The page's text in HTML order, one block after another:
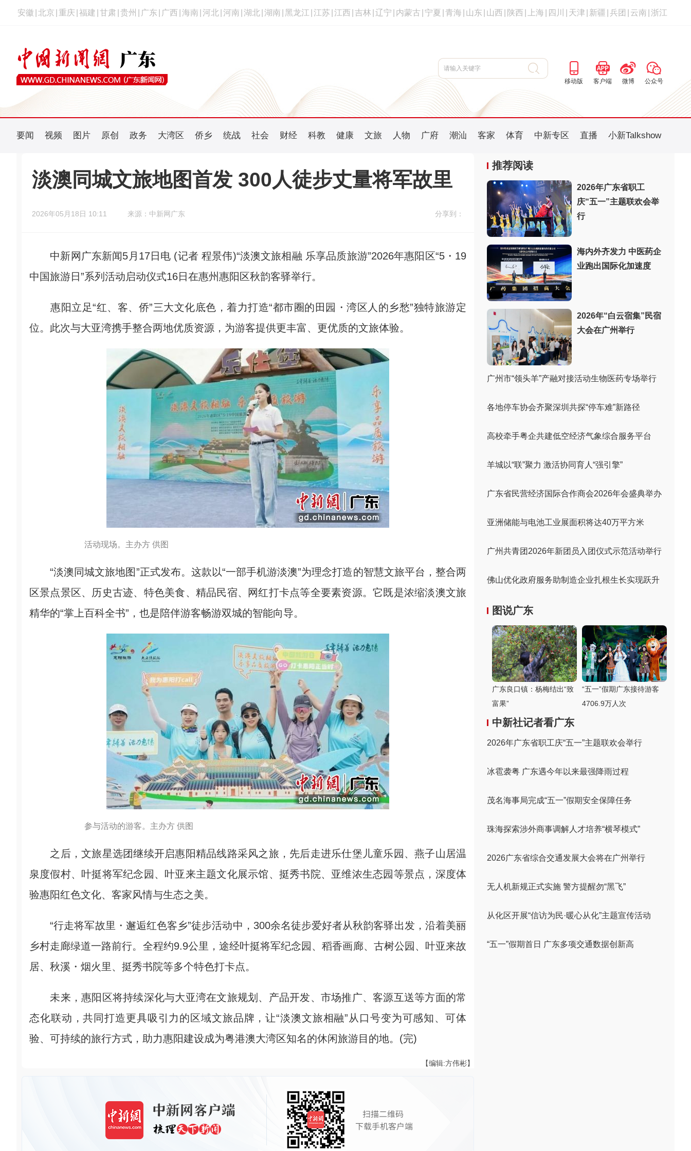
安徽 北京 重庆 福建 甘肃 贵州 广东 广西 海南 河北 河南 湖北 湖南 黑龙江 江苏 江西 吉林 辽宁 内蒙古 宁夏 青海 山东 山西 陕西 上海 四川 天津 新疆 兵团 云南 浙江
移动版 客户端 微博 公众号
要闻 视频 图片 原创 政务 大湾区 侨乡 统战 社会 财经 科教 健康 文旅 人物 广府 潮汕 客家 体育 中新专区 直播 小新Talkshow
淡澳同城文旅地图首发 300人徒步丈量将军故里
2026年05月18日 10:11 来源：中新网广东 分享到：
中新网广东新闻5月17日电 (记者 程景伟)“淡澳文旅相融 乐享品质旅游”2026年惠阳区“5・19
中国旅游日”系列活动启动仪式16日在惠州惠阳区秋韵客驿举行。
惠阳立足“红、客、侨”三大文化底色，着力打造“都市圈的田园・湾区人的乡愁”独特旅游定
位。此次与大亚湾携手整合两地优质资源，为游客提供更丰富、更优质的文旅体验。
活动现场。主办方 供图
“淡澳同城文旅地图”正式发布。这款以“一部手机游淡澳”为理念打造的智慧文旅平台，整合两
区景点景区、历史古迹、特色美食、精品民宿、网红打卡点等全要素资源。它既是浓缩淡澳文旅
精华的“掌上百科全书”，也是陪伴游客畅游双城的智能向导。
参与活动的游客。主办方 供图
之后，文旅星选团继续开启惠阳精品线路采风之旅，先后走进乐仕堡儿童乐园、燕子山居温
泉度假村、叶挺将军纪念园、叶亚来主题文化展示馆、挺秀书院、亚维浓生态园等景点，深度体
验惠阳红色文化、客家风情与生态之美。
“行走将军故里・邂逅红色客乡”徒步活动中，300余名徒步爱好者从秋韵客驿出发，沿着美丽
乡村走廊绿道一路前行。全程约9.9公里，途经叶挺将军纪念园、稻香画廊、古树公园、叶亚来故
居、秋溪・烟火里、挺秀书院等多个特色打卡点。
未来，惠阳区将持续深化与大亚湾在文旅规划、产品开发、市场推广、客源互送等方面的常
态化联动，共同打造更具吸引力的区域文旅品牌，让“淡澳文旅相融”从口号变为可感知、可体
验、可持续的旅行方式，助力惠阳建设成为粤港澳大湾区知名的休闲旅游目的地。(完)
【编辑:方伟彬】
推荐阅读
2026年广东省职工
庆“五一”主题联欢会举
行
海内外齐发力 中医药企
业跑出国际化加速度
2026年“白云宿集”民宿
大会在广州举行
广州市“领头羊”产融对接活动生物医药专场举行
各地停车协会齐聚深圳共探“停车难”新路径
高校牵手粤企共建低空经济气象综合服务平台
羊城以“联”聚力 激活协同育人“强引擎”
广东省民营经济国际合作商会2026年会盛典举办
亚洲储能与电池工业展面积将达40万平方米
广州共青团2026年新团员入团仪式示范活动举行
佛山优化政府服务助制造企业扎根生长实现跃升
图说广东
广东良口镇：杨梅结出“致
富果”
“五一”假期广东接待游客
4706.9万人次
中新社记者看广东
2026年广东省职工庆“五一”主题联欢会举行
冰雹袭粤 广东遇今年以来最强降雨过程
茂名海事局完成“五一”假期安全保障任务
珠海探索涉外商事调解人才培养“横琴模式”
2026广东省综合交通发展大会将在广州举行
无人机新规正式实施 警方提醒勿“黑飞”
从化区开展“信访为民·暖心从化”主题宣传活动
“五一”假期首日 广东多项交通数据创新高